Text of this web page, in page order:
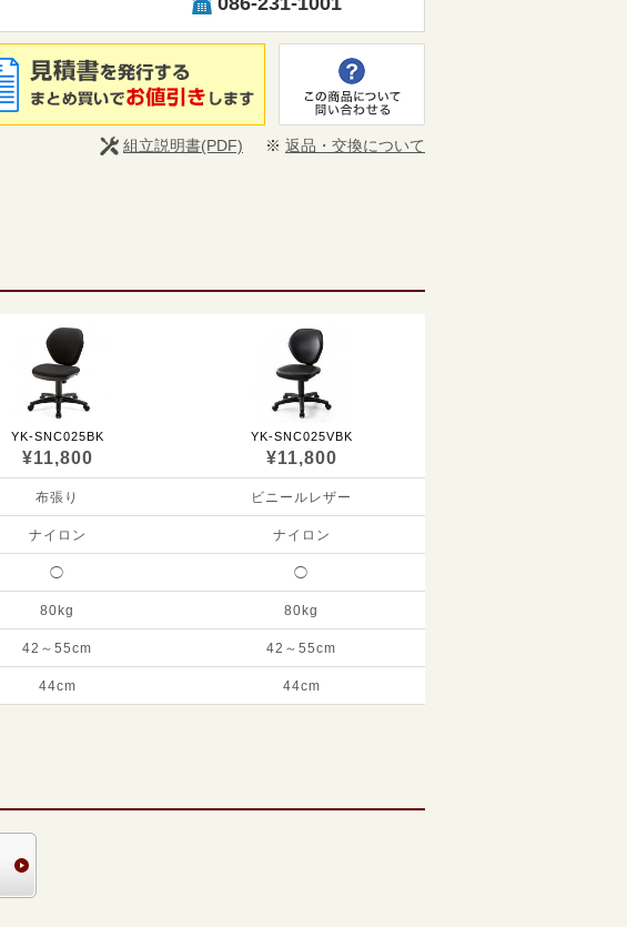
組立説明書(PDF) ※ 返品・交換について
YK-SNC025BK
¥11,800
布張り
ナイロン
◯
80kg
42～55cm
44cm
YK-SNC025VBK
¥11,800
ビニールレザー
ナイロン
◯
80kg
42～55cm
44cm